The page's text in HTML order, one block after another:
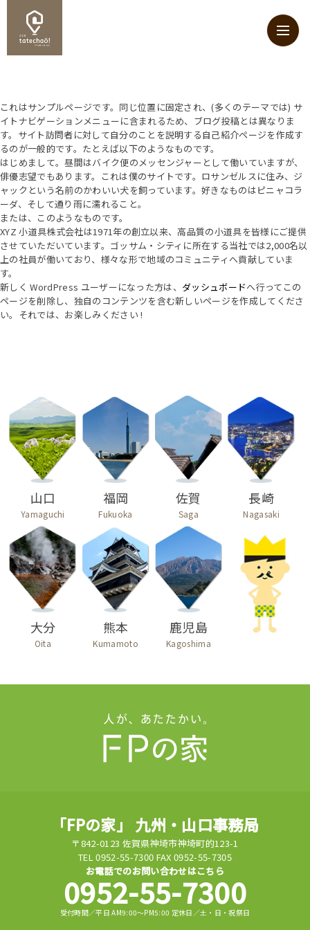
これはサンプルページです。同じ位置に固定され、(多くのテーマでは) サ
イトナビゲーションメニューに含まれるため、ブログ投稿とは異なりま
す。サイト訪問者に対して自分のことを説明する自己紹介ページを作成す
るのが一般的です。たとえば以下のようなものです。
はじめまして。昼間はバイク便のメッセンジャーとして働いていますが、
俳優志望でもあります。これは僕のサイトです。ロサンゼルスに住み、ジ
ャックという名前のかわいい犬を飼っています。好きなものはピニャコラ
ーダ、そして通り雨に濡れること。
または、このようなものです。
XYZ 小道具株式会社は1971年の創立以来、高品質の小道具を皆様にご提供
させていただいています。ゴッサム・シティに所在する当社では2,000名以
上の社員が働いており、様々な形で地域のコミュニティへ貢献していま
す。
新しく WordPress ユーザーになった方は、 ダッシュボードへ行ってこの
ページを削除し、独自のコンテンツを含む新しいページを作成してくださ
い。それでは、お楽しみください !
山口
Yamaguchi
福岡
Fukuoka
佐賀
Saga
長崎
Nagasaki
大分
Oita
熊本
Kumamoto
鹿児島
Kagoshima
「FPの家」 九州・山口事務局
〒842-0123 佐賀県神埼市神埼町的123-1
TEL 0952-55-7300 FAX 0952-55-7305
お電話でのお問い合わせはこちら
0952-55-7300
受付時間／平日 AM9:00～PM5:00 定休日／土・日・祝祭日